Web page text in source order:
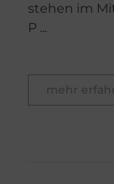
stehen im
P ...
mehr